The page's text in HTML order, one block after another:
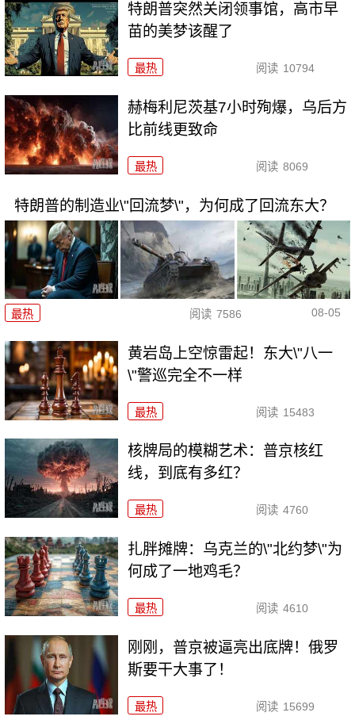
特朗普突然关闭领事馆，高市早
苗的美梦该醒了
最热 阅读 10794
赫梅利尼茨基7小时殉爆，乌后方
比前线更致命
最热 阅读 8069
特朗普的制造业\"回流梦\"，为何成了回流东大？
最热 阅读 7586 08-05
黄岩岛上空惊雷起！东大\"八一
\"警巡完全不一样
最热 阅读 15483
核牌局的模糊艺术：普京核红
线，到底有多红？
最热 阅读 4760
扎胖摊牌：乌克兰的\"北约梦\"为
何成了一地鸡毛？
最热 阅读 4610
刚刚，普京被逼亮出底牌！俄罗
斯要干大事了！
最热 阅读 15699